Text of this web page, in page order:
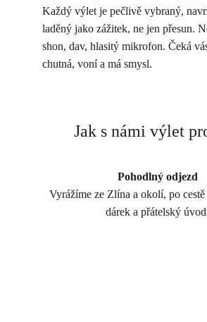
Jak s námi výlet
Každý výlet je pečlivě vybraný,
laděný jako zážitek, ne jen přesun.
shon, dav, hlasitý mikrofon. Čeká
chutná, voní a má smysl.
Pohodlný odjezd
Vyrážíme ze Zlína a okolí, po
dárek a přátelský